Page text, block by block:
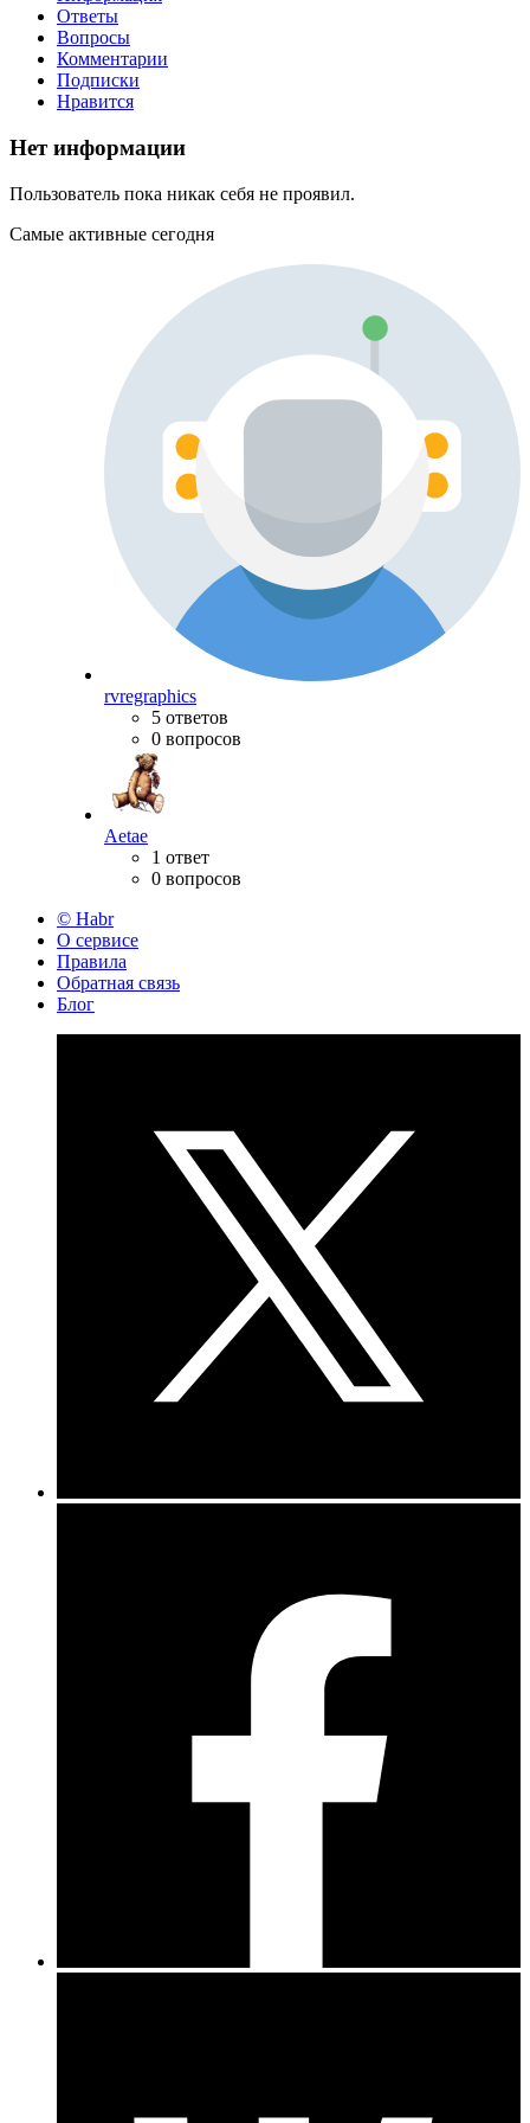
Ответы
Вопросы
Комментарии
Подписки
Нравится
Нет информации
Пользователь пока никак себя не проявил.
Самые активные сегодня
rvregraphics
5 ответов
0 вопросов
Aetae
1 ответ
0 вопросов
© Habr
О сервисе
Правила
Обратная связь
Блог